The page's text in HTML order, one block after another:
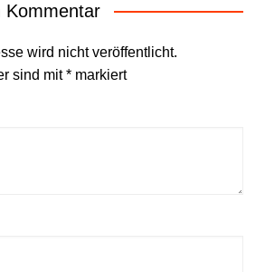
Kommentar
wird nicht veröffentlicht.
sind mit*markiert